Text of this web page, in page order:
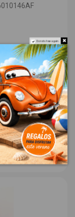
Do not show again.